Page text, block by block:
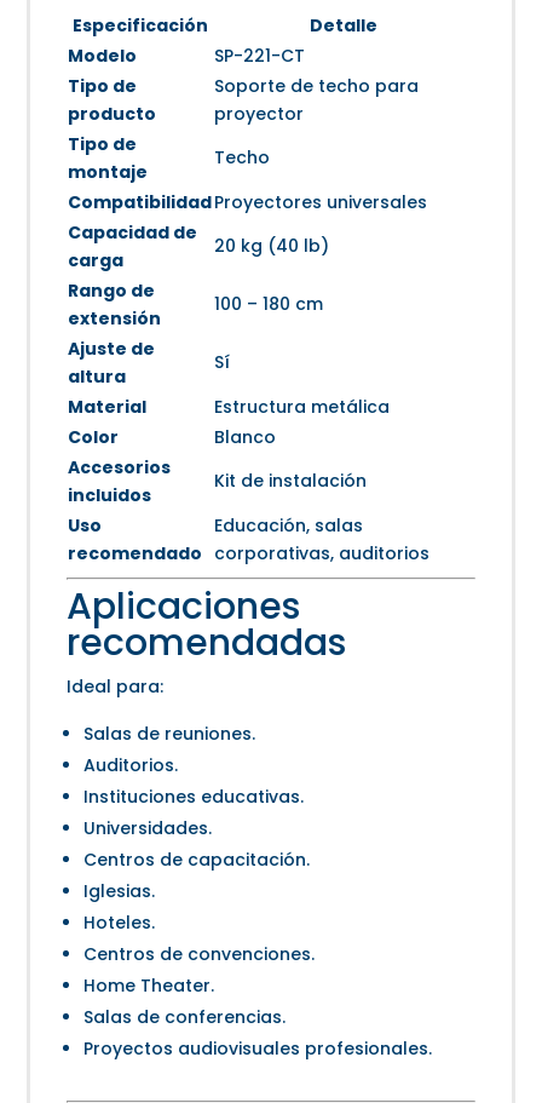
Especificación
Detalle
Modelo
SP-221-CT
Tipo de
producto
Soporte de techo para
proyector
Tipo de
montaje
Techo
CompatibilidadProyectores universales
Capacidad de
carga
20 kg (40 lb)
Rango de
extensión
100 – 180 cm
Ajuste de
altura
Sí
Material
Estructura metálica
Color
Blanco
Accesorios
incluidos
Kit de instalación
Uso
recomendado
Educación, salas
corporativas, auditorios
Aplicaciones
recomendadas
Ideal para:
Salas de reuniones.
Auditorios.
Instituciones educativas.
Universidades.
Centros de capacitación.
Iglesias.
Hoteles.
Centros de convenciones.
Home Theater.
Salas de conferencias.
Proyectos audiovisuales profesionales.